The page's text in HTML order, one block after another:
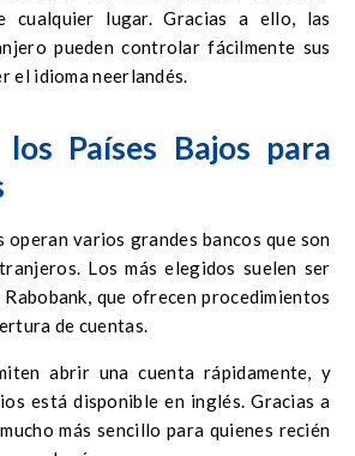
cualquier lugar. Gracias a ello, las
pueden controlar fácilmente sus
el idioma neerlandés.
Países Bajos para
operan varios grandes bancos que son
Los más elegidos suelen ser
que ofrecen procedimientos
de cuentas.
abrir una cuenta rápidamente, y
está disponible en inglés. Gracias a
más sencillo para quienes recién